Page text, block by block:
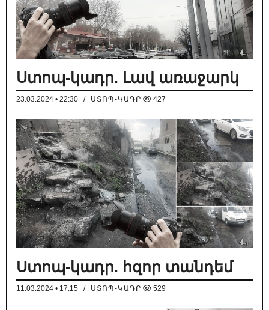
Ստոպ-կադր. Լավ առաջարկ
23.03.2024 • 22:30 / ՍՏՈՊ-ԿԱԴՐ 427
Ստոպ-կադր. հզոր տանդեմ
11.03.2024 • 17:15 / ՍՏՈՊ-ԿԱԴՐ 529